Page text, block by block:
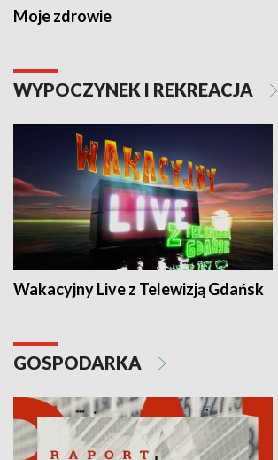
Moje zdrowie
WYPOCZYNEK I REKREACJA
Wakacyjny Live z Telewizją Gdańsk
GOSPODARKA